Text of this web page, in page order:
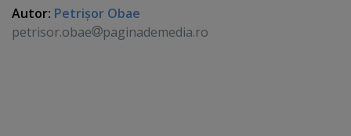
Autor: Petrişor Obae
petrisor.obae
paginademedia.ro